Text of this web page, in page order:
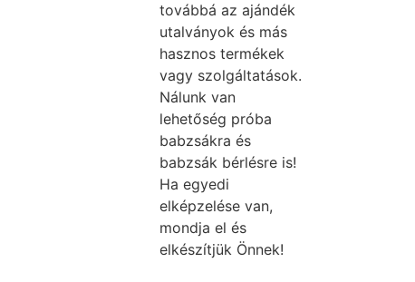
továbbá az ajándék
utalványok és más
hasznos termékek
vagy szolgáltatások.
Nálunk van
lehetőség próba
babzsákra és
babzsák bérlésre is!
Ha egyedi
elképzelése van,
mondja el és
elkészítjük Önnek!